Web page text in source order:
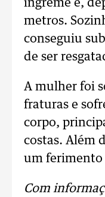
íngreme e,
metros.
conseguiu
de ser
A mulher foi
fraturas e
corpo,
costas. Além
um ferimento
Com